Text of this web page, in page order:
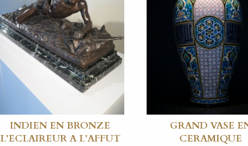
INDIEN EN BRONZE
L’ECLAIREUR A L’AFFUT
GRAND VASE
CERAMIQUE